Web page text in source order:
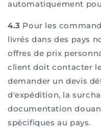
automatiquement
4.3 Pour les
livrés dans des pays
offres de prix
client doit contacter
demander un devis
d'expédition, la
documentation
spécifiques au pays.